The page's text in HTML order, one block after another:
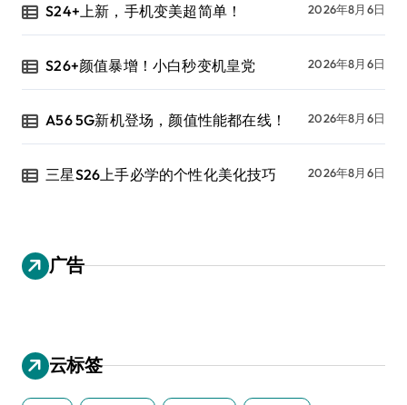
S24+上新，手机变美超简单！ 2026年8月6日
S26+颜值暴增！小白秒变机皇党 2026年8月6日
A56 5G新机登场，颜值性能都在线！ 2026年8月6日
三星S26上手必学的个性化美化技巧 2026年8月6日
广告
云标签